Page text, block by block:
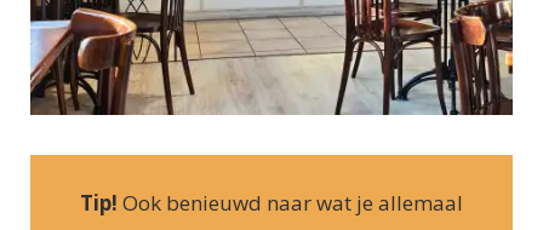
Tip! Ook benieuwd naar wat je allemaal